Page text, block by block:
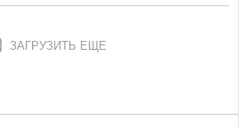
ЗАГРУЗИТЬ ЕЩЕ